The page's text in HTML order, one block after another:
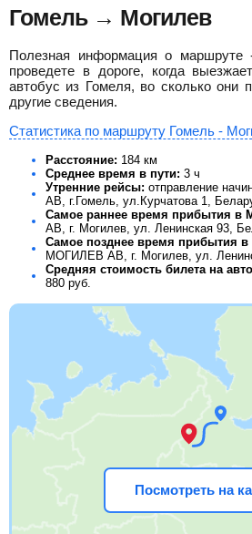
Гомель → Могилев
Полезная информация о маршруте
проведете в дороге, когда
автобус из Гомеля, во сколько они
другие сведения.
Статистика по маршруту Гомель -
Расстояние: 184 км
Среднее время в пути: 3 ч
Утренние рейсы: отправление
АВ, г.Гомель, ул.Курчатова 1,
Самое раннее время прибытия в
АВ, г. Могилев, ул. Ленинская 93,
Самое позднее время прибытия в
МОГИЛЕВ АВ, г. Могилев, ул.
Средняя стоимость билета на
880 руб.
Посмотреть на